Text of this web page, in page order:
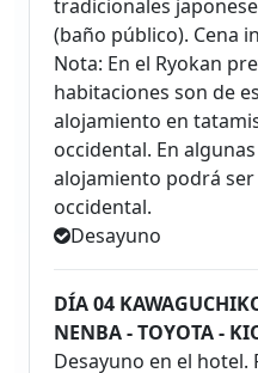
tradicionales
(baño público). Cena
Nota: En el Ryokan
habitaciones son de
alojamiento en
occidental. En
alojamiento podrá
occidental.
Desayuno
DÍA 04
NENBA - TOYOTA -
Desayuno en el hotel.